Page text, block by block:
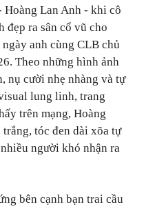
Lan Anh - khi cô
đẹp ra sân cổ vũ cho
anh cùng CLB chủ
Theo những hình ảnh
nụ cười nhẹ nhàng và tự
lung linh, trang
trên mạng, Hoàng
tóc đen dài xõa tự
người khó nhận ra
bên cạnh bạn trai cầu